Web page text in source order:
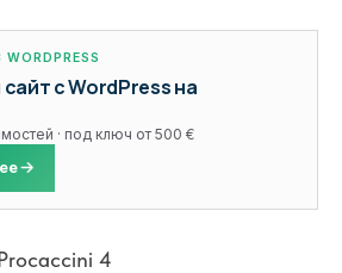
с WordPress на
· под ключ от 500 €
4